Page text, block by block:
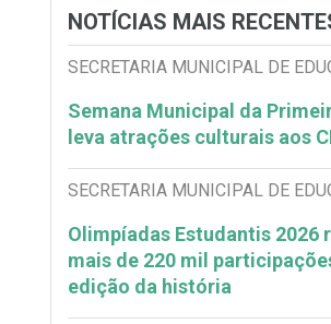
NOTÍCIAS MAIS
SECRETARIA MUNICIPAL DE
Semana Municipal da
leva atrações culturais aos
SECRETARIA MUNICIPAL DE
Olimpíadas Estudantis 2026
mais de 220 mil
edição da história